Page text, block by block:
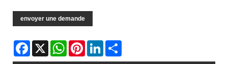
envoyer une demande
Facebook
X WhatsAppPinterestLinkedIn